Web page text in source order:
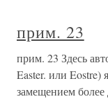
прим. 23
прим. 23 Здесь
Easter. или Eostre)
замещением более